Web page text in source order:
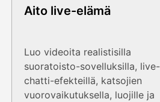
Aito live-elämä
Luo videoita realistisilla
suoratoisto-sovelluksilla, live-
chatti-efekteillä, katsojien
vuorovaikutuksella, luojille ja